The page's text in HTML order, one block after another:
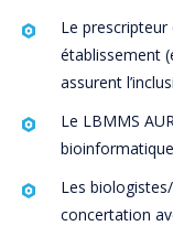
Le prescripteur
établissement
assurent
Le LBMMS
Les
concertation